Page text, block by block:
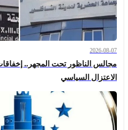
2026-08-07
مجالس الناظور تحت المجهر..
الاعتزال السياسي